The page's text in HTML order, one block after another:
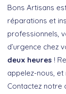
Bons Artisans
réparations et
professionnels,
d’urgence chez
deux heures !
appelez-nous,
Contactez notre